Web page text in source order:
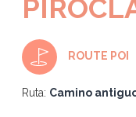
ROUTE POI
Ruta: Camino